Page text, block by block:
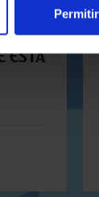
ESTA